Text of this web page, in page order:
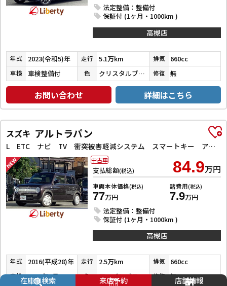
法定整備：整備付
保証付 (1ヶ月・1000km )
高槻店
年式 2023(令和5)年 走行 5.1万km 排気 660cc
車検 車検整備付 色 クリスタルブラックパール 修復 無
お問い合わせ 詳細はこちら
スズキ アルトラパン
L ETC ナビ TV 衝突被害軽減システム スマートキー アイドリングストップ 電動格納ミラー シートヒーター ベンチシート CVT 盗難防止システム ABS ESC CD 衝突安全ボディ エアコン
支払総額(税込) 84.9万円
車両本体価格(税込)
77万円
諸費用(税込)
7.9万円
法定整備：整備付
保証付 (1ヶ月・1000km )
中古車
高槻店
年式 2016(平成28)年 走行 2.5万km 排気 660cc
車検 2027年9月 色 アーバンブラウンパールメタリック 修復 無
在庫車検索 来店予約 店舗情報